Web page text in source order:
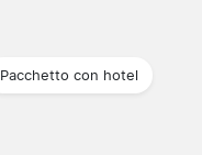
Pacchetto con hotel